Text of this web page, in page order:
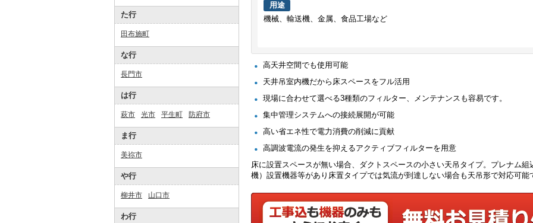
用途
機械、輸送機、金属、食品工場など
高天井空間でも使用可能
天井吊室内機だから床スペースをフル活用
現場に合わせて選べる3種類のフィルター、メンテナンスも容易です。
集中管理システムへの接続展開が可能
高い省エネ性で電力消費の削減に貢献
高調波電流の発生を抑えるアクティブフィルターを用意
床に設置スペースが無い場合、ダクトスペースの小さい天吊タイプ。プレナム
機）設置機器等があり床置タイプでは気流が到達しない場合も天吊形で対応可能
た行
田布施町
な行
長門市
は行
萩市 光市 平生町 防府市
ま行
美祢市
や行
柳井市 山口市
わ行